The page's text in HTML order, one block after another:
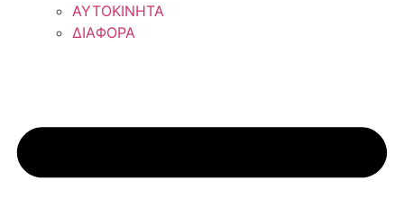
ΑΥΤΟΚΙΝΗΤΑ
ΔΙΑΦΟΡΑ